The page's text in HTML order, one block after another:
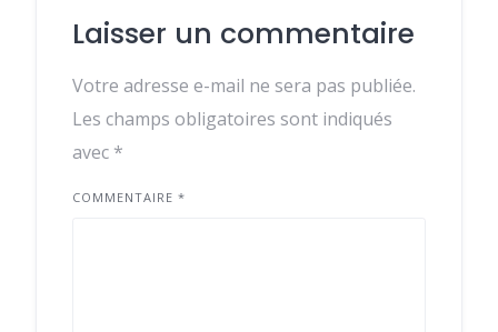
Laisser un commentaire
Votre adresse e-mail ne sera pas publiée.
Les champs obligatoires sont indiqués
avec *
COMMENTAIRE *